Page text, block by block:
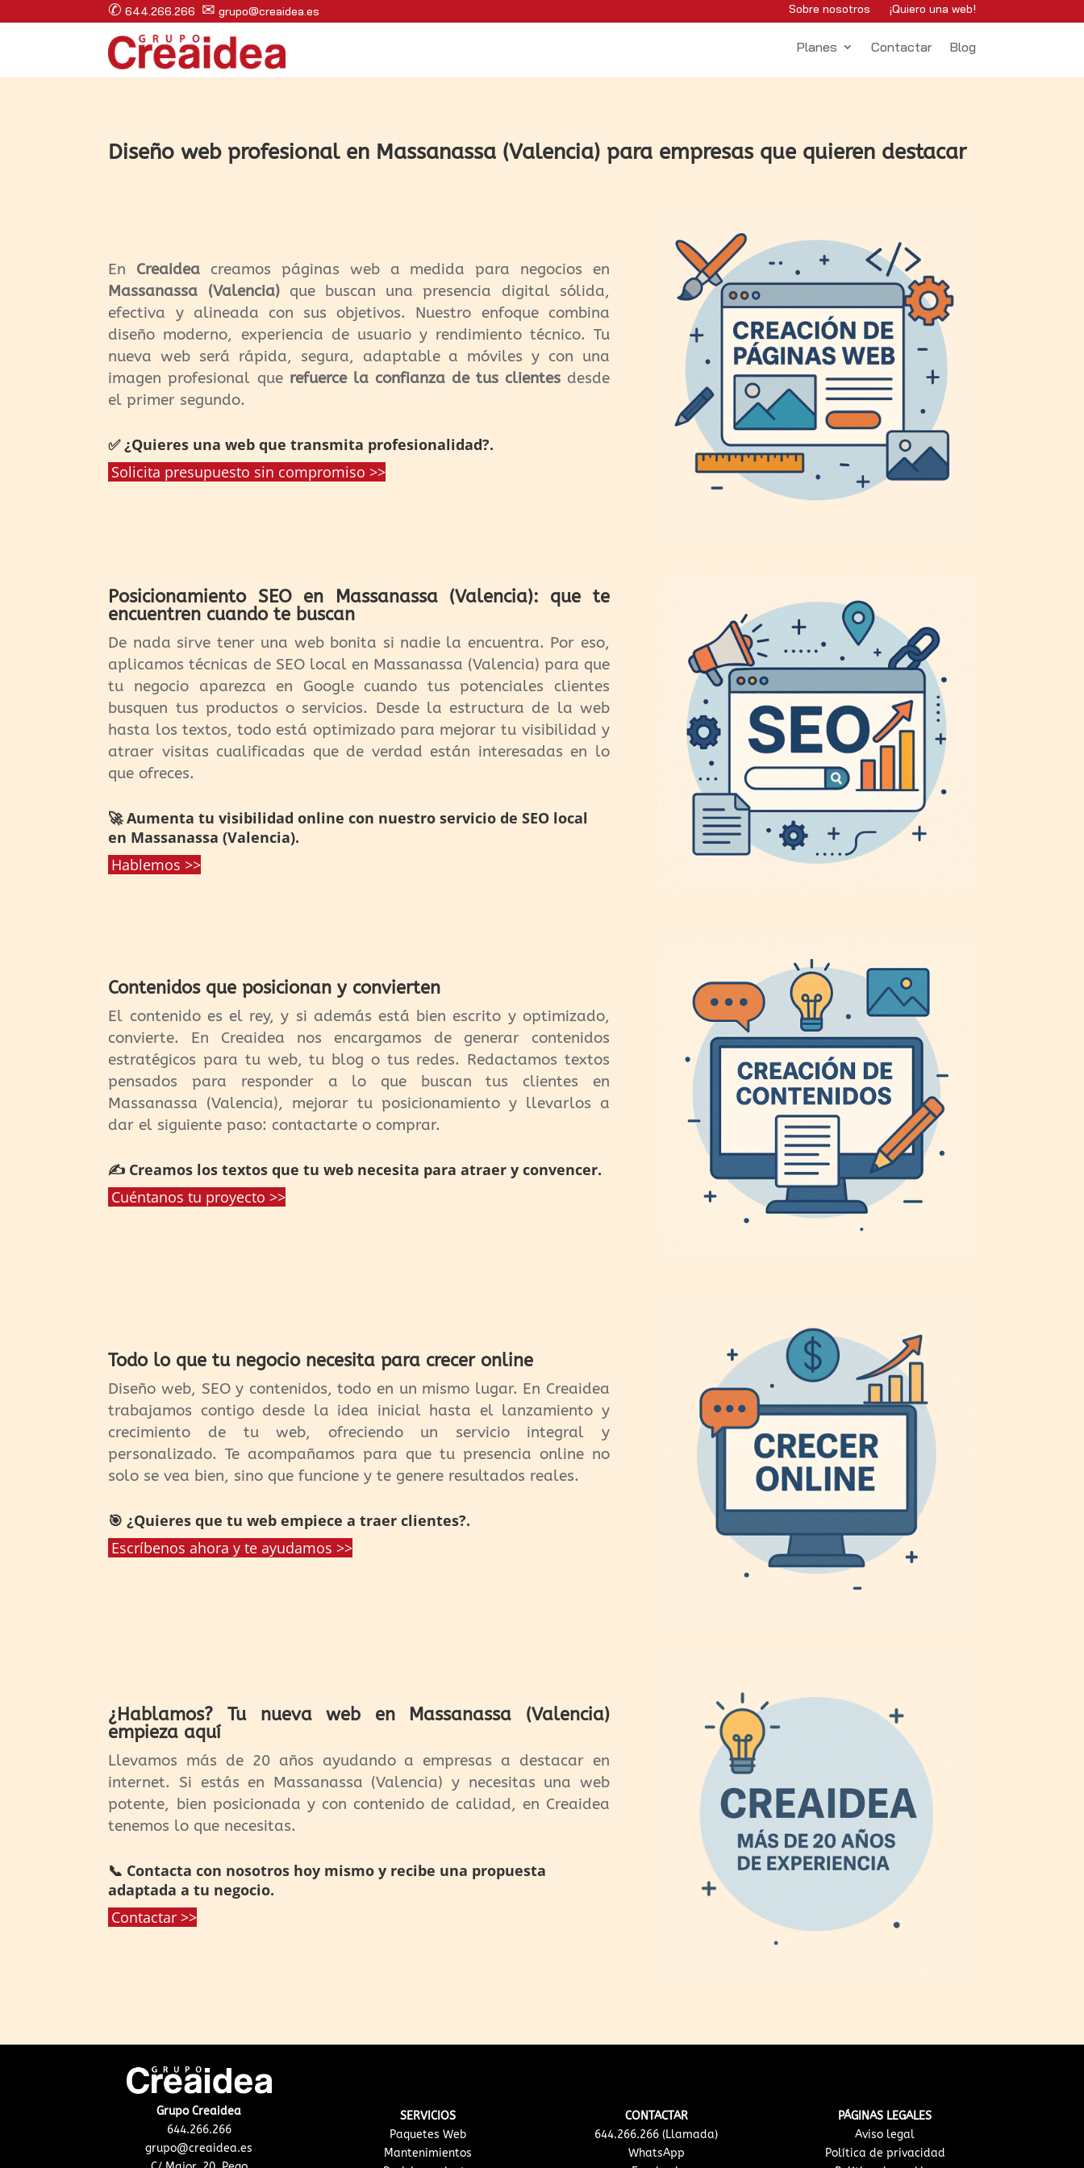
✆ 644.266.266 ✉ grupo@creaidea.es Sobre nosotros ¡Quiero una web!
Planes Contactar Blog
Diseño web profesional en Massanassa (Valencia) para empresas que quieren destacar
En Creaidea creamos páginas web a medida para negocios en
Massanassa (Valencia)que buscan una presencia digital sólida,
efectiva y alineada con sus objetivos. Nuestro enfoque combina
diseño moderno, experiencia de usuario y rendimiento técnico. Tu
nueva web será rápida, segura, adaptable a móviles y con una
imagen profesional que refuerce la confianza de tus clientesdesde
el primer segundo.
✅ ¿Quieres una web que transmita profesionalidad?.
Solicita presupuesto sin compromiso >>
Posicionamiento SEO en Massanassa (Valencia): que te
encuentren cuando te buscan
De nada sirve tener una web bonita si nadie la encuentra. Por eso,
aplicamos técnicas de SEO local en Massanassa (Valencia) para que
tu negocio aparezca en Google cuando tus potenciales clientes
busquen tus productos o servicios. Desde la estructura de la web
hasta los textos, todo está optimizado para mejorar tu visibilidad y
atraer visitas cualificadas que de verdad están interesadas en lo
que ofreces.
🚀 Aumenta tu visibilidad online con nuestro servicio de SEO local
en Massanassa (Valencia).
Hablemos >>
Contenidos que posicionan y convierten
El contenido es el rey, y si además está bien escrito y optimizado,
convierte. En Creaidea nos encargamos de generar contenidos
estratégicos para tu web, tu blog o tus redes. Redactamos textos
pensados para responder a lo que buscan tus clientes en
Massanassa (Valencia), mejorar tu posicionamiento y llevarlos a
dar el siguiente paso: contactarte o comprar.
✍️ Creamos los textos que tu web necesita para atraer y convencer.
Cuéntanos tu proyecto >>
Todo lo que tu negocio necesita para crecer online
Diseño web, SEO y contenidos, todo en un mismo lugar. En Creaidea
trabajamos contigo desde la idea inicial hasta el lanzamiento y
crecimiento de tu web, ofreciendo un servicio integral y
personalizado. Te acompañamos para que tu presencia online no
solo se vea bien, sino que funcione y te genere resultados reales.
🎯 ¿Quieres que tu web empiece a traer clientes?.
Escríbenos ahora y te ayudamos >>
¿Hablamos? Tu nueva web en Massanassa (Valencia)
empieza aquí
Llevamos más de 20 años ayudando a empresas a destacar en
internet. Si estás en Massanassa (Valencia) y necesitas una web
potente, bien posicionada y con contenido de calidad, en Creaidea
tenemos lo que necesitas.
📞 Contacta con nosotros hoy mismo y recibe una propuesta
adaptada a tu negocio.
Contactar >>
Grupo Creaidea
644.266.266
grupo@creaidea.es
SERVICIOS
Paquetes Web
Mantenimientos
CONTACTAR
644.266.266 (Llamada)
WhatsApp
PÁGINAS LEGALES
Aviso legal
Política de privacidad